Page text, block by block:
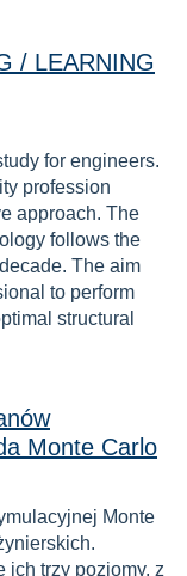
/ LEARNING
for engineers.
profession
approach. The
follows the
The aim
to perform
structural
Monte Carlo
Monte
ich trzy poziomy, z